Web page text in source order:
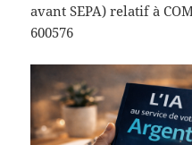
avant SEPA) relatif à
600576